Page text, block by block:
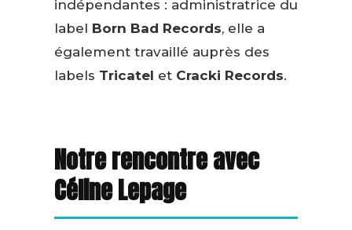
indépendantes : administratrice du
label Born Bad Records, elle a
également travaillé auprès des
labels Tricatel et Cracki Records.
Notre rencontre avec
Céline Lepage